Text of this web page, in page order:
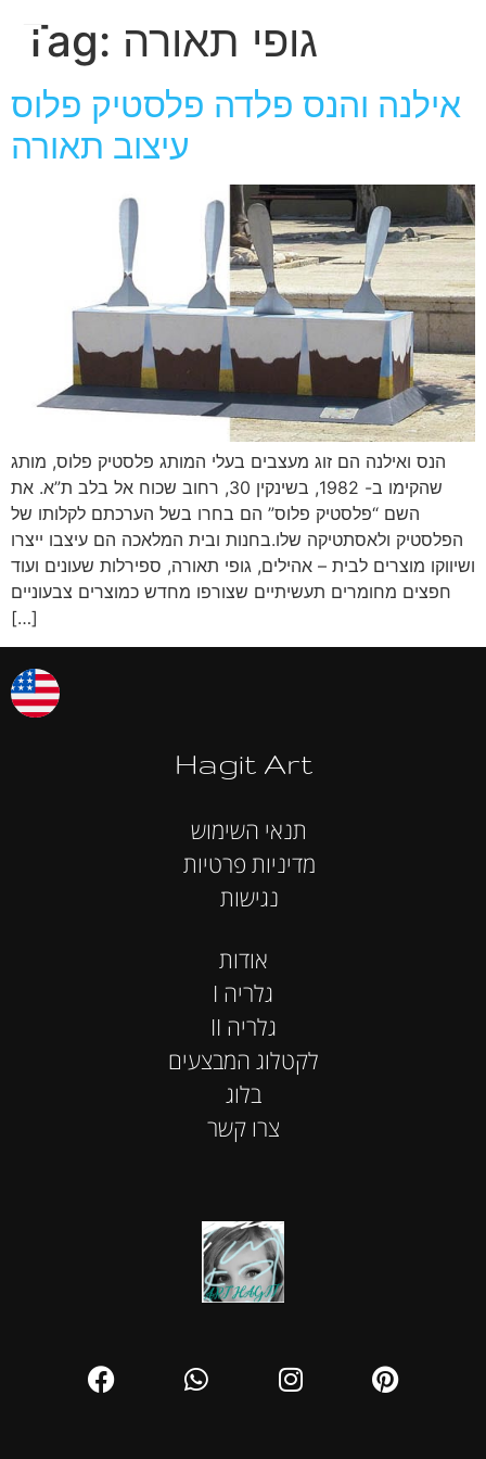
Tag: גופי תאורה
אילנה והנס פלדה פלסטיק פלוס
עיצוב תאורה
הנס ואילנה הם זוג מעצבים בעלי המותג פלסטיק פלוס, מותג
שהקימו ב- 1982, בשינקין 30, רחוב שכוח אל בלב ת”א. את
השם “פלסטיק פלוס” הם בחרו בשל הערכתם לקלותו של
הפלסטיק ולאסתטיקה שלו.בחנות ובית המלאכה הם עיצבו ייצרו
ושיווקו מוצרים לבית – אהילים, גופי תאורה, ספירלות שעונים ועוד
חפצים מחומרים תעשיתיים שצורפו מחדש כמוצרים צבעוניים
[…]
Hagit Art
אודות
I גלריה
II גלריה
לקטלוג המבצעים
בלוג
צרו קשר
תנאי השימוש
מדיניות פרטיות
נגישות